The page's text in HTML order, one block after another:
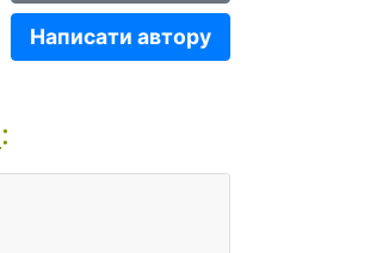
Написати автору
: